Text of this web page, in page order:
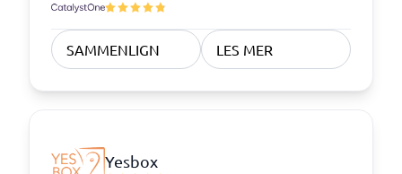
SAMMENLIGN LES MER
Yesbox